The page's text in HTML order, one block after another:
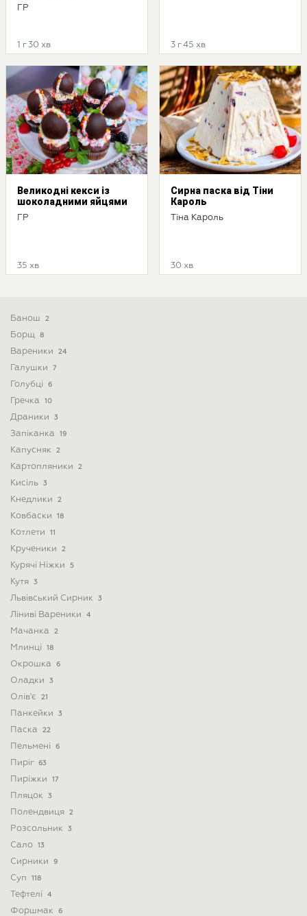
ГР
1 г 30 хв 3 г 45 хв
Великодні кекси із
шоколадними яйцями
ГР
35 хв
Сирна паска від Тіни
Кароль
Тіна Кароль
30 хв
Банош 2
Борщ 8
Вареники 24
Галушки 7
Голубці 6
Гречка 10
Драники 3
Запіканка 19
Капусняк 2
Картопляники 2
Кисіль 3
Кнедлики 2
Ковбаски 18
Котлети 11
Крученики 2
Курячі Ніжки 5
Кутя 3
Львівський Сирник 3
Ліниві Вареники 4
Мачанка 2
Млинці 18
Окрошка 6
Оладки 3
Олів'є 21
Панкейки 3
Паска 22
Пельмені 6
Пиріг 63
Пиріжки 17
Пляцок 3
Полендвиця 2
Розсольник 3
Сало 13
Сирники 9
Суп 118
Тефтелі 4
Форшмак 6